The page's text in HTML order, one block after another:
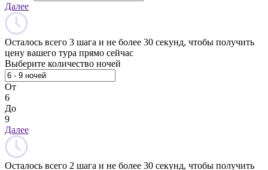
Далее
Осталось всего 3 шага и не более 30 секунд, чтобы получить
цену вашего тура прямо сейчас
Выберите количество ночей
От
6
До
9
Далее
Осталось всего 2 шага и не более 30 секунд, чтобы получить